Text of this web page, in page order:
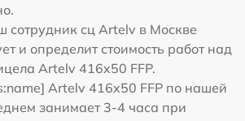
сотрудник сц Artelv в Москве
и определит стоимость работ над
Artelv 416x50 FFP.
Artelv 416x50 FFP по нашей
занимает 3-4 часа при